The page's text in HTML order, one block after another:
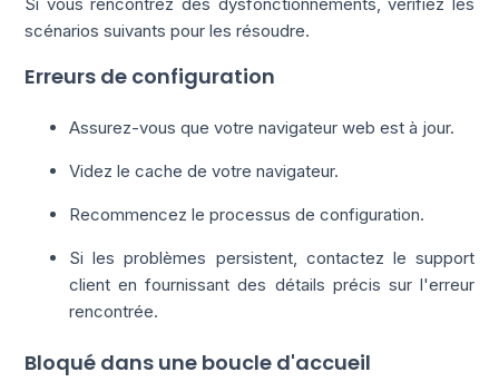
scénarios suivants pour les résoudre.
Erreurs de configuration
Assurez-vous que votre navigateur web est à jour.
Videz le cache de votre navigateur.
Recommencez le processus de configuration.
Si les problèmes persistent, contactez le support
client en fournissant des détails précis sur l'erreur
rencontrée.
Bloqué dans une boucle d'accueil